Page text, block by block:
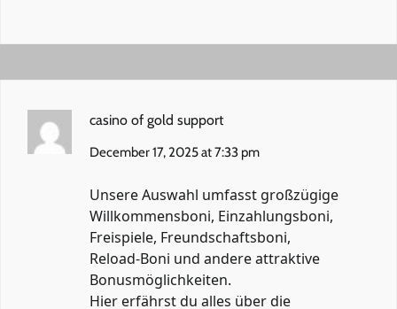
casino of gold support
December 17, 2025 at 7:33 pm
Unsere Auswahl umfasst großzügige
Willkommensboni, Einzahlungsboni,
Freispiele, Freundschaftsboni,
Reload-Boni und andere attraktive
Bonusmöglichkeiten.
Hier erfährst du alles über die